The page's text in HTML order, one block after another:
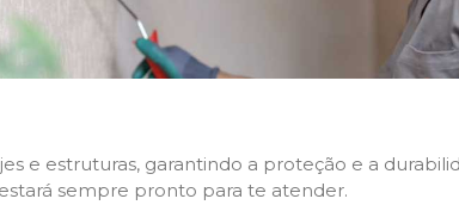
e estruturas, garantindo a proteção e a
sempre pronto para te atender.